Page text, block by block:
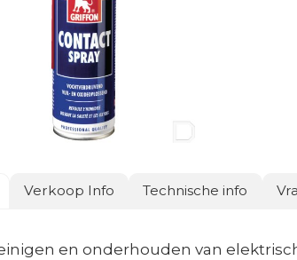
Verkoop Info Technische info
en onderhouden van